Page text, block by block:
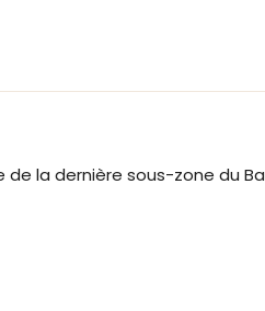
de la dernière sous-zone du